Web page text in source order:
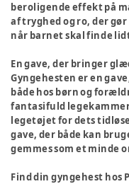
beroligende effekt på
af tryghed og ro, der
når barnet skal finde
En gave, der bringer
Gyngehesten er en
både hos børn og
fantasifuld
legetøjet for dets
gave, der både kan
gemmes som et minde
Find din gyngehest hos